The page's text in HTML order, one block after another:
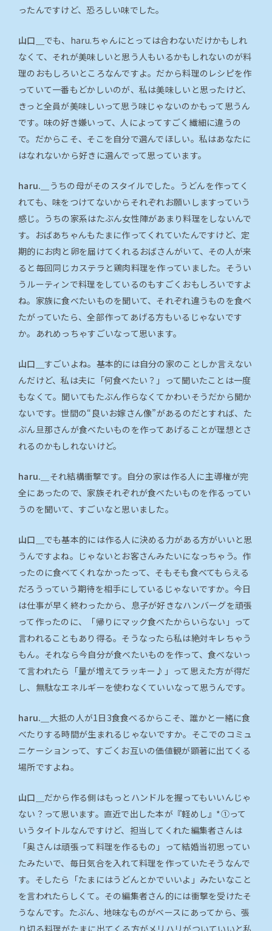
ったんですけど、恐ろしい味でした。
山口＿ でも、haru.ちゃんにとっては合わないだけかもしれ
なくて、それが美味しいと思う人もいるかもしれないのが料
理のおもしろいところなんですよ。だから料理のレシピを作
っていて一番もどかしいのが、私は美味しいと思ったけど、
きっと全員が美味しいって思う味じゃないのかもって思うん
です。味の好き嫌いって、人によってすごく繊細に違うの
で。だからこそ、そこを自分で選んでほしい。私はあなたに
はなれないから好きに選んでって思っています。
haru.＿
うちの母がそのスタイルでした。うどんを作ってく
れても、味をつけてないからそれぞれお願いしますっていう
感じ。うちの家系はたぶん女性陣があまり料理をしないんで
す。おばあちゃんもたまに作ってくれていたんですけど、定
期的にお肉と卵を届けてくれるおばさんがいて、その人が来
ると毎回同じカステラと鶏肉料理を作っていました。そうい
うルーティンで料理をしているのもすごくおもしろいですよ
ね。家族に食べたいものを聞いて、それぞれ違うものを食べ
たがっていたら、全部作ってあげる方もいるじゃないです
か。あれめっちゃすごいなって思います。
山口＿ すごいよね。基本的には自分の家のことしか言えない
んだけど、私は夫に「何食べたい？」って聞いたことは一度
もなくて。聞いてもたぶん作らなくてかわいそうだから聞か
ないです。世間の“良いお嫁さん像”があるのだとすれば、た
ぶん旦那さんが食べたいものを作ってあげることが理想とさ
れるのかもしれないけど。
haru.＿ それ結構衝撃です。自分の家は作る人に主導権が完
全にあったので、家族それぞれが食べたいものを作るってい
うのを聞いて、すごいなと思いました。
山口＿ でも基本的には作る人に決める力がある方がいいと思
うんですよね。じゃないとお客さんみたいになっちゃう。作
ったのに食べてくれなかったって、そもそも食べてもらえる
だろうっていう期待を相手にしているじゃないですか。今日
は仕事が早く終わったから、息子が好きなハンバーグを頑張
って作ったのに、「帰りにマック食べたからいらない」って
言われることもあり得る。そうなったら私は絶対キレちゃう
もん。それなら今自分が食べたいものを作って、食べないっ
て言われたら「量が増えてラッキー♪」って思えた方が得だ
し、無駄なエネルギーを使わなくていいなって思うんです。
haru.＿ 大抵の人が1日3食食べるからこそ、誰かと一緒に食
べたりする時間が生まれるじゃないですか。そこでのコミュ
ニケーションって、すごくお互いの価値観が顕著に出てくる
場所ですよね。
山口＿ だから作る側はもっとハンドルを握ってもいいんじゃ
ない？って思います。直近で出した本が『軽めし』*①って
いうタイトルなんですけど、担当してくれた編集者さんは
「奥さんは頑張って料理を作るもの」って結婚当初思ってい
たみたいで、毎日気合を入れて料理を作っていたそうなんで
す。そしたら「たまにはうどんとかでいいよ」みたいなこと
を言われたらしくて。その編集者さん的には衝撃を受けたそ
うなんです。たぶん、地味なものがベースにあってから、張
り切る料理がたまに出てくる方がメリハリがついていいと私